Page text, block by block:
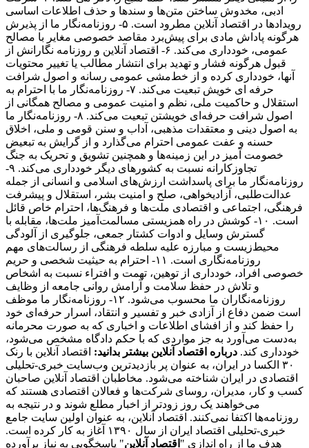
ادبی، مخدوش ساختن متن‌ها و سندها و حذف اطلاعات اساسی
رویدادها در اقتصاد آنلاین مطرود است. ۵- روزنامه‌نگار ما از پذیرش
هرگونه پاداش مادی برای پیش‌برد مقاصد خصوصی مغایر با مصالح
عمومی، خودداری می‌کند. ۶- اقتصاد آنلاین و روزنامه نگارانش از
قبول هرگونه فشار و تهدید برای انتشار مطالب یا تغییر محتویات
آنها، خودداری کرده و از خط‌مشی عمومی رسانه و اصول شرافت
حرفه ای خویش تبعیت می‌کند. ۷- روزنامه‌نگار ما با احترام به
استقلال و حاکمیت ملی، نظم و امنیت عمومی و مصالح همگانی از
اصول شرافت حرفه‌ای خویشتن تبعیت می‌کند. ۸- روزنامه‌نگار ما
به اصول دینی و معتقدات مذهبی، آداب و سنن قومی و ملی، اخلاق
حسنه و عفت عمومی احترام می‌گذارد و از گرایش به تبعیض
خصومت آمیز در این زمینه‌ها و همچنین تشویق و تحریک به جنگ
تجاوزکارانه نسبت به کشورهای دیگر خودداری می‌کند. ۹-
روزنامه‌نگار ما برای پاسداشت ارزش‌های اسلامی و انسانی از جمله
عدالت‌طلبی، آزادیخواهی، صلح و امنیت بشر، استقلال و پیشرفت
فرهنگی، اجتماعی و اقتصادی ملت‌ها و فرهنگ‌ها، احترام خاص قائل
است. ۱۰- کوشش در راه همزیستی مسالمت‌آمیز ملت‌ها، مقابله با
گسترش وسایل و ادوات کشتار جمعی، جلوگیری از آلودگی
محیط‌زیست و مبارزه علیه سلطه فرهنگی از رسالت‌های مهم
روزنامه‌نگاری است. ۱۱- احترام به حیثیت شخصی و حریم
خصوصی افراد، خودداری از توهین، تهمت و افتراء نسبت به اشخاص
و تلاش در حفظ سلامت و آرامش روانی جامعه از وظایف
روزنامه‌نگاران ما محسوب می‌شود. ۱۲- روزنامه‌نگار ما موظف
است ضمن دفاع از آزادی خبر و تفسیر و انتقاد، اسرار حرفه‌ای خود
را حفظ کند و از افشای اطلاعات و اخباری که به صورت محرمانه
به‌دست می‌آورد به جز مواردی که با حکم دادگاه مشخص می‌شود،
خودداری کند. درباره اقتصاد آنلاین بیشتر بدانید: اقتصاد آنلاین با رنک
۳۰ الکسا در ایران، به عنوان پر بازدیدترین وب‌سایت خبری-تحلیلی
اقتصادی در ایران شناخته می‌شود. مخاطبان اقتصاد آنلاین صاحبان
کسب و کار، مدیران، روسای شرکت‌ها و فعالان اقتصادی هستند که
می‌خواهند یک روز زودتر از اخبار مطلع شوند و در نتیجه به
روزنامه‌ها اکتفا نمی‌کنند. اقتصاد آنلاین، به عنوان اولین سایت جامع
خبری-تحلیلی اقتصاد ایران از سال ۱۳۹۰ آغاز به کار کرده است.
هدف ما از راه اندازی " اقتصاد آنلاین" پاسخگویی به نیاز برآورده